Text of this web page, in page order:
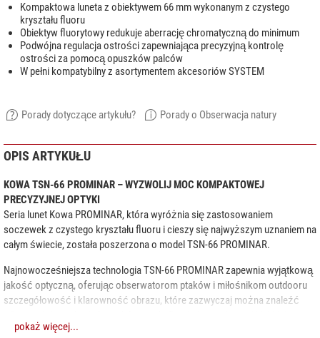
Kompaktowa luneta z obiektywem 66 mm wykonanym z czystego
kryształu fluoru
Obiektyw fluorytowy redukuje aberrację chromatyczną do minimum
Podwójna regulacja ostrości zapewniająca precyzyjną kontrolę
ostrości za pomocą opuszków palców
W pełni kompatybilny z asortymentem akcesoriów SYSTEM
Porady dotyczące artykułu? Porady o Obserwacja natury
OPIS ARTYKUŁU
KOWA TSN-66 PROMINAR – WYZWOLIJ MOC KOMPAKTOWEJ
PRECYZYJNEJ OPTYKI
Seria lunet Kowa PROMINAR, która wyróżnia się zastosowaniem
soczewek z czystego kryształu fluoru i cieszy się najwyższym uznaniem na
całym świecie, została poszerzona o model TSN-66 PROMINAR.
Najnowocześniejsza technologia TSN-66 PROMINAR zapewnia wyjątkową
jakość optyczną, oferując obserwatorom ptaków i miłośnikom outdooru
szczegółowość i klarowność obrazu, które zazwyczaj można znaleźć
obudowie oraz obiektywowi 66 mm TSN-66 PROMINAR jest idealnym
pokaż więcej...